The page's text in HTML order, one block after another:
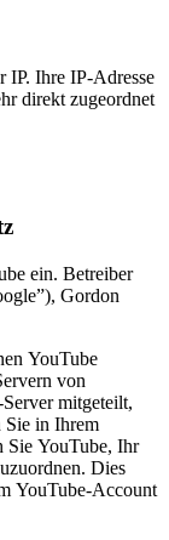
IP. Ihre IP-Adresse
direkt zugeordnet
ein. Betreiber
Gordon
YouTube
von
mitgeteilt,
Sie in Ihrem
Sie YouTube, Ihr
Dies
YouTube-Account